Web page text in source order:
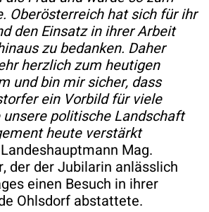
Oberösterreich hat sich für ihr
den Einsatz in ihrer Arbeit
zu bedanken. Daher
herzlich zum heutigen
und bin mir sicher, dass
ein Vorbild für viele
unsere politische Landschaft
heute verstärkt
Mag.
der der Jubilarin anlässlich
einen Besuch in ihrer
Ohlsdorf abstattete.